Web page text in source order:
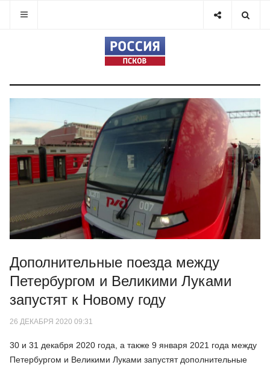
Дополнительные поезда между
Петербургом и Великими Луками
запустят к Новому году
26 ДЕКАБРЯ 2020 09:31
30 и 31 декабря 2020 года, а также 9 января 2021 года между
Петербургом и Великими Луками запустят дополнительные